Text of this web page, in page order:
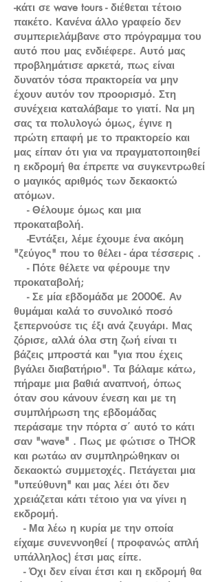
-κάτι σε wave tours - διέθεται τέτοιο
πακέτο. Κανένα άλλο γραφείο δεν
συμπεριελάμβανε στο πρόγραμμα του
αυτό που μας ενδιέφερε. Αυτό μας
προβλημάτισε αρκετά, πως είναι
δυνατόν τόσα πρακτορεία να μην
έχουν αυτόν τον προορισμό. Στη
συνέχεια καταλάβαμε το γιατί. Να μη
σας τα πολυλογώ όμως, έγινε η
πρώτη επαφή με το πρακτορείο και
μας είπαν ότι για να πραγματοποιηθεί
η εκδρομή θα έπρεπε να συγκεντρωθεί
ο μαγικός αριθμός των δεκαοκτώ
ατόμων.
- Θέλουμε όμως και μια
προκαταβολή.
-Εντάξει, λέμε έχουμε ένα ακόμη
"ζεύγος" που το θέλει - άρα τέσσερις .
- Πότε θέλετε να φέρουμε την
προκαταβολή;
- Σε μία εβδομάδα με 2000€. Αν
θυμάμαι καλά το συνολικό ποσό
ξεπερνούσε τις έξι ανά ζευγάρι. Μας
ζόρισε, αλλά όλα στη ζωή είναι τι
βάζεις μπροστά και "για που έχεις
βγάλει διαβατήριο". Τα βάλαμε κάτω,
πήραμε μια βαθιά αναπνοή, όπως
όταν σου κάνουν ένεση και με τη
συμπλήρωση της εβδομάδας
περάσαμε την πόρτα σ΄ αυτό το κάτι
σαν "wave" . Πως με φώτισε ο THOR
και ρωτάω αν συμπληρώθηκαν οι
δεκαοκτώ συμμετοχές. Πετάγεται μια
"υπεύθυνη" και μας λέει ότι δεν
χρειάζεται κάτι τέτοιο για να γίνει η
εκδρομή.
- Μα λέω η κυρία με την οποία
είχαμε συνεννοηθεί ( προφανώς απλή
υπάλληλος) έτσι μας είπε.
- Όχι δεν είναι έτσι και η εκδρομή θα